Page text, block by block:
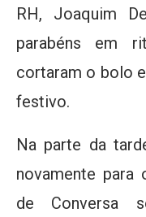
RH, Joaquim
parabéns em
cortaram o bolo
festivo.
Na parte da
novamente para
de Conversa